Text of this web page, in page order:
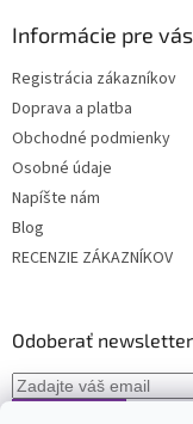
Informácie pre vás
Registrácia zákazníkov
Doprava a platba
Obchodné podmienky
Osobné údaje
Napíšte nám
Blog
RECENZIE ZÁKAZNÍKOV
Odoberať newsletter